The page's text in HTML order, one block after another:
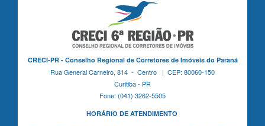
CRECI-PR - Conselho Regional de Corretores de Imóveis do Paraná
Rua General Carneiro, 814 - Centro | CEP: 80060-150
Curitiba - PR
Fone: (041) 3262-5505
HORÁRIO DE ATENDIMENTO